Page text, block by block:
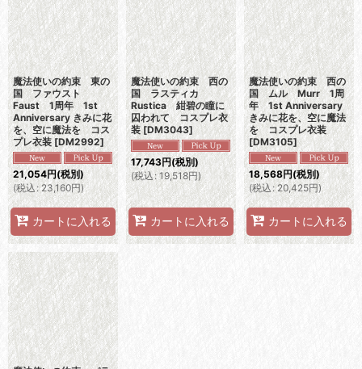
魔法使いの約束 東の
国 ファウスト
Faust 1周年 1st
Anniversary きみに花
を、空に魔法を コス
プレ衣装 [DM2992]
21,054円(税別)
(税込 : 23,160円)
カートに入れる
魔法使いの約束 西の
国 ラスティカ
Rustica 紺碧の瞳に
囚われて コスプレ衣
装 [DM3043]
17,743円(税別)
(税込: 19,518円)
カートに入れる
魔法使いの約束 西の
国 ムル Murr 1周
年 1st Anniversary
きみに花を、空に魔法
を コスプレ衣装
[DM3105]
18,568円(税別)
(税込 : 20,425円)
カートに入れる